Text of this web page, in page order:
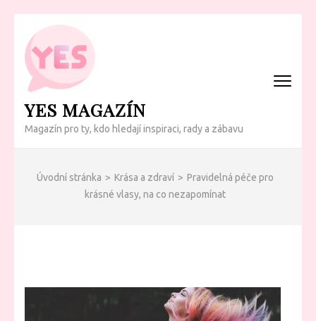
Přeskočit
obsah
(Enter)
YES MAGAZÍN
Magazín pro ty, kdo hledají inspiraci, rady a zábavu
Úvodní stránka > Krása a zdraví > Pravidelná péče pro
krásné vlasy, na co nezapomínat